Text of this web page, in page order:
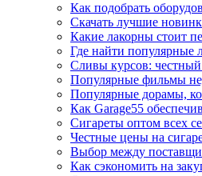
Как подобрать
Скачать лучшие
Какие лакорны стоит
Где найти популярные
Сливы курсов: честный
Популярные фильмы
Популярные дорамы,
Как Garage55
Сигареты оптом всех
Честные цены на
Выбор между
Как сэкономить на